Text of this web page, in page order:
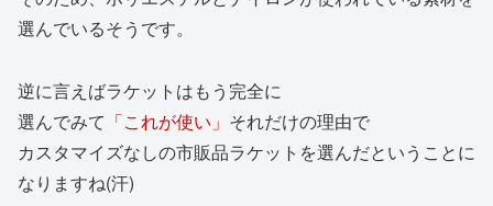
選んでいるそうです。
逆に言えばラケットはもう完全に
選んでみて 「これが使い」 それだけの理由で
カスタマイズなしの市販品ラケットを選んだということに
なりますね(汗)